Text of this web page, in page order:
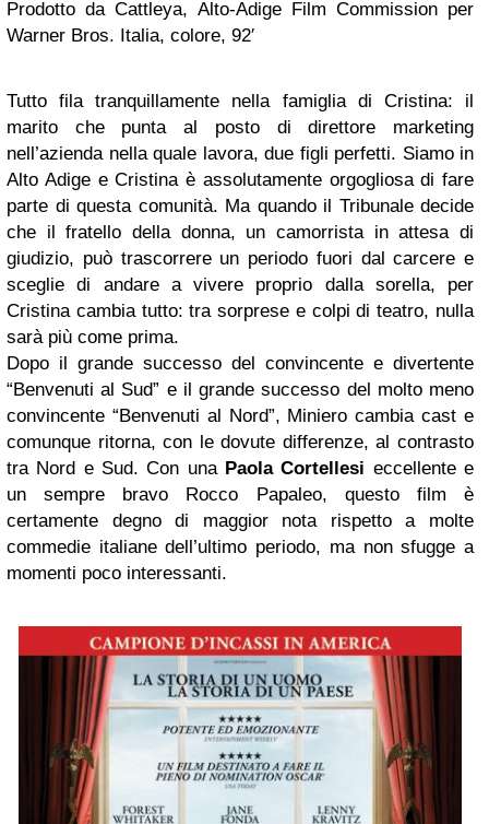
Prodotto da Cattleya, Alto-Adige Film Commission per
Warner Bros. Italia, colore, 92′
Tutto fila tranquillamente nella famiglia di Cristina: il
marito che punta al posto di direttore marketing
nell’azienda nella quale lavora, due figli perfetti. Siamo in
Alto Adige e Cristina è assolutamente orgogliosa di fare
parte di questa comunità. Ma quando il Tribunale decide
che il fratello della donna, un camorrista in attesa di
giudizio, può trascorrere un periodo fuori dal carcere e
sceglie di andare a vivere proprio dalla sorella, per
Cristina cambia tutto: tra sorprese e colpi di teatro, nulla
sarà più come prima.
Dopo il grande successo del convincente e divertente
“Benvenuti al Sud” e il grande successo del molto meno
convincente “Benvenuti al Nord”, Miniero cambia cast e
comunque ritorna, con le dovute differenze, al contrasto
tra Nord e Sud. Con una Paola Cortellesi eccellente e
un sempre bravo Rocco Papaleo, questo film è
certamente degno di maggior nota rispetto a molte
commedie italiane dell’ultimo periodo, ma non sfugge a
momenti poco interessanti.